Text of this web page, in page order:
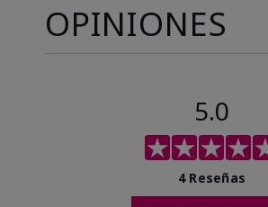
OPINIONES
5.0
4 Reseñas